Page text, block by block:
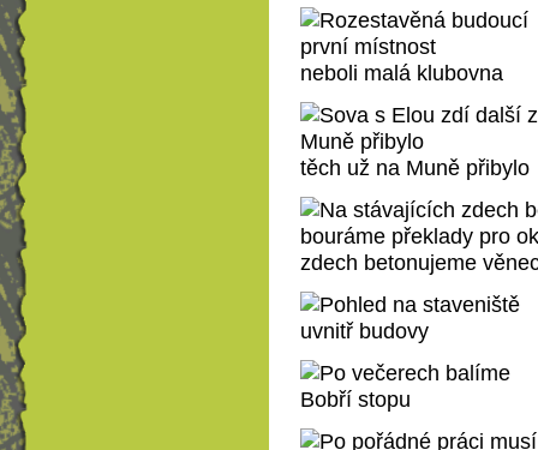
neboli malá klubovna
těch už na Muně přibylo
zdech betonujeme